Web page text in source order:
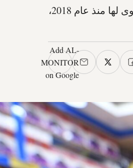
ارتفعت أسعار الفستق إلى حوالي 4.57 دولار للرطل في مارس، وهو أعلى مستوى لها منذ عام 2018،
Add AL-
MONITOR
on Google